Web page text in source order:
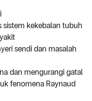
kekebalan tubuh
sendi dan masalah
dan mengurangi gatal
fenomena Raynaud